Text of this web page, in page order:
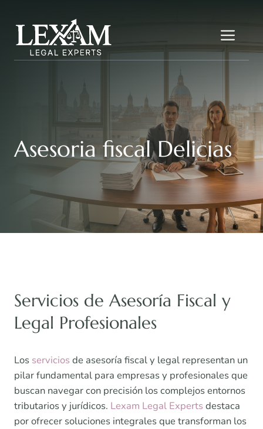
contenido
Asesoria fiscal Delicias
Servicios de Asesoría Fiscal y
Legal Profesionales
Los servicios de asesoría fiscal y legal representan un
pilar fundamental para empresas y profesionales que
buscan navegar con precisión los complejos entornos
tributarios y jurídicos. Lexam Legal Experts destaca
por ofrecer soluciones integrales que transforman los